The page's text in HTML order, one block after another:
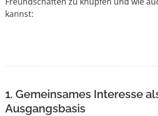
kannst:
1. Gemeinsames Interesse
Ausgangsbasis